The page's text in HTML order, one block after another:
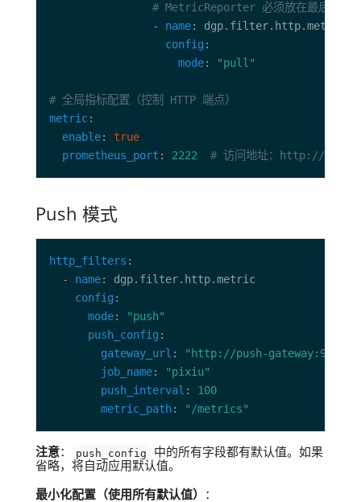
# MetricReporter 必须放在最后
                -
name
config
mode: "pull"
# 全局指标配置（控制 HTTP 端点）
metric
enable: true
prometheus_port : 2222 # 访问地址：http://
Push 模式
http_filters
  -
name
config
mode:
"push"
push_config
gateway_url :
"http://push-gateway:9091"
job_name:
"pixiu"
push_interval : 100
metric_path: "/metrics"
注意： push_config
中的所有字段都有默认值。如果
省略，将自动应用默认值。
最小化配置（使用所有默认值） ：